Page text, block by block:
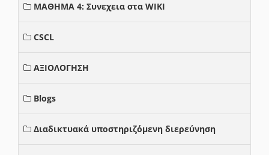
ΜΑΘΗΜΑ 4: Συνεχεια στα WIKI
CSCL
ΑΞΙΟΛΟΓΗΣΗ
Blogs
Διαδικτυακά υποστηριζόμενη διερεύνηση